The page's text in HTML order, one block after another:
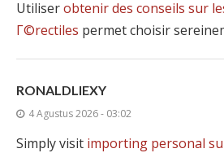
Utiliserobtenir des conseils sur
Г©rectiles permet choisir
RONALDLIEXY
4 Agustus 2026 - 03:02
Simply visit importing personal